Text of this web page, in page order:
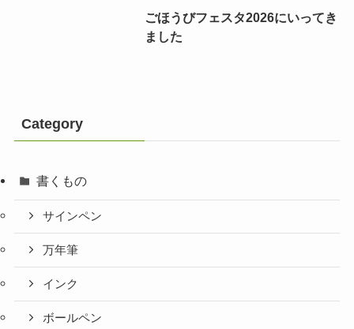
ごほうびフェスタ2026にいってき
ました
Category
書くもの
サインペン
万年筆
インク
ボールペン